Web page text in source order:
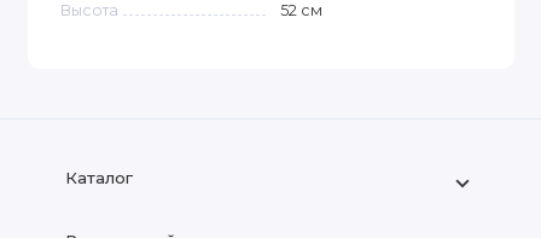
Высота
52 см
Каталог